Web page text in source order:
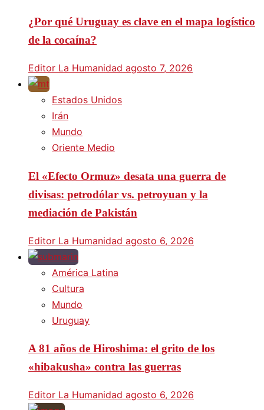
¿Por qué Uruguay es clave en el mapa logístico
de la cocaína?
Editor La Humanidad agosto 7, 2026
Estados Unidos
Irán
Mundo
Oriente Medio
El «Efecto Ormuz» desata una guerra de
divisas: petrodólar vs. petroyuan y la
mediación de Pakistán
Editor La Humanidad agosto 6, 2026
América Latina
Cultura
Mundo
Uruguay
A 81 años de Hiroshima: el grito de los
«hibakusha» contra las guerras
Editor La Humanidad agosto 6, 2026